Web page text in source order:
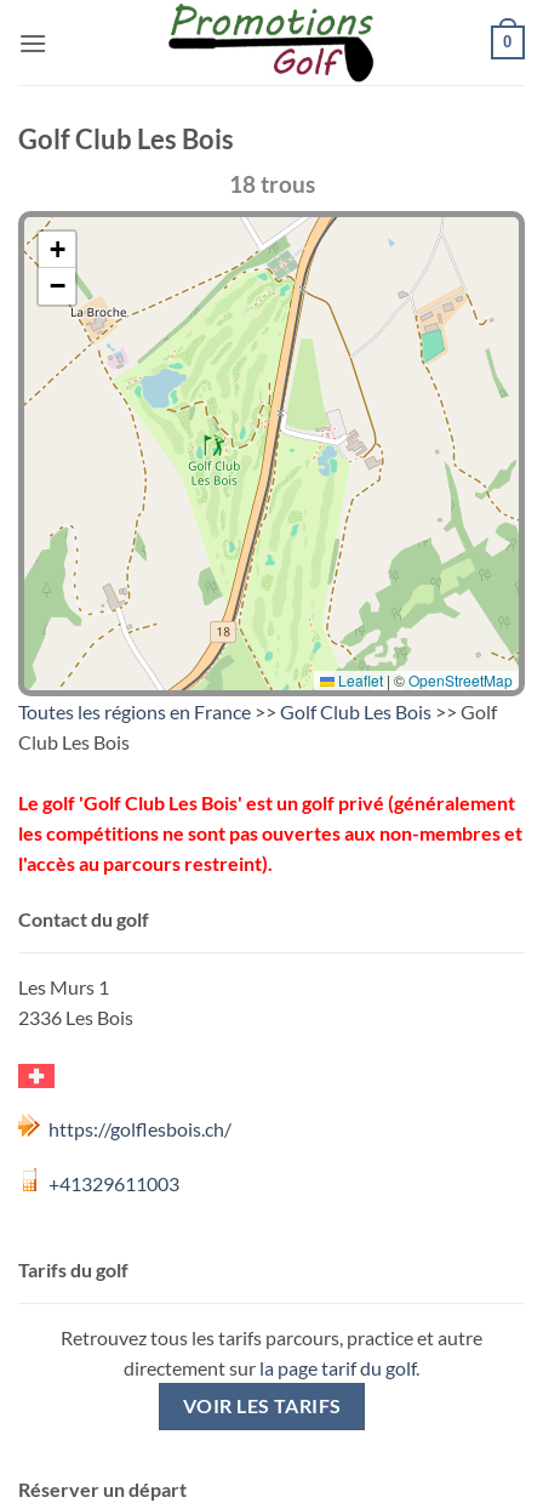
0
Golf Club Les Bois
18 trous
+
−
Leaflet | ©OpenStreetMap
Toutes les régions en France >> Golf Club Les Bois >> Golf
Club Les Bois
Le golf 'Golf Club Les Bois' est un golf privé (généralement
les compétitions ne sont pas ouvertes aux non-membres et
l'accès au parcours restreint).
Contact du golf
Les Murs 1
2336 Les Bois
https://golflesbois.ch/
+41329611003
Tarifs du golf
Retrouvez tous les tarifs parcours, practice et autre
directement sur la page tarif du golf.
VOIR LES TARIFS
Réserver un départ